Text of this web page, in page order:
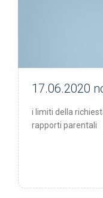
not free
17.06.2020
i limiti della
rapporti parentali